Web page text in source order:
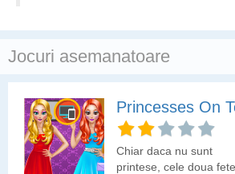
Jocuri asemanatoare
Princesses On
Chiar daca nu sunt
printese, cele doua fete